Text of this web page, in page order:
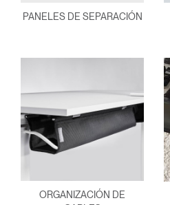
PANELES DE SEPARACIÓN
ORGANIZACIÓN DE